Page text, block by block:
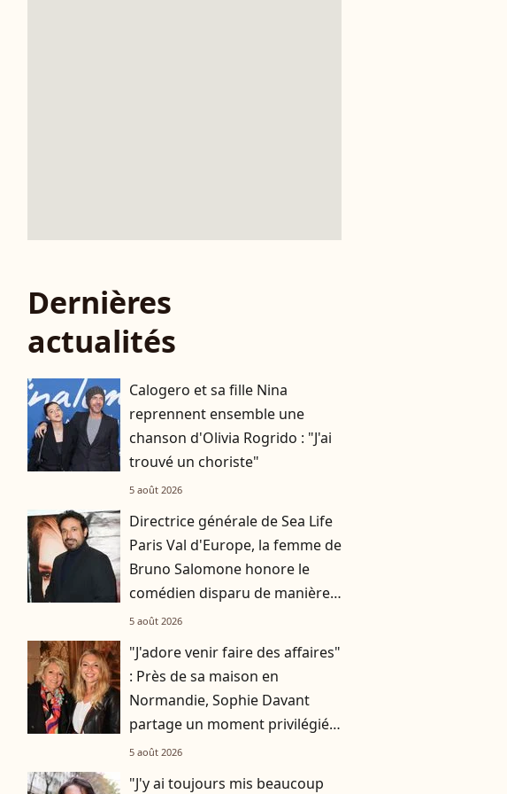
Dernières
actualités
Calogero et sa fille Nina
reprennent ensemble une
chanson d'Olivia Rogrido : "J'ai
trouvé un choriste"
5 août 2026
Directrice générale de Sea Life
Paris Val d'Europe, la femme de
Bruno Salomone honore le
comédien disparu de manière
originale
5 août 2026
"J'adore venir faire des affaires"
: Près de sa maison en
Normandie, Sophie Davant
partage un moment privilégié
avec sa fille Valentine au
5 août 2026
"J'y ai toujours mis beaucoup